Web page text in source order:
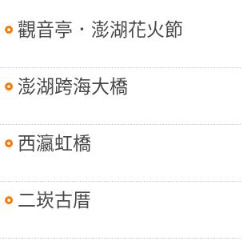
觀音亭．澎湖花火節
澎湖跨海大橋
西瀛虹橋
二崁古厝